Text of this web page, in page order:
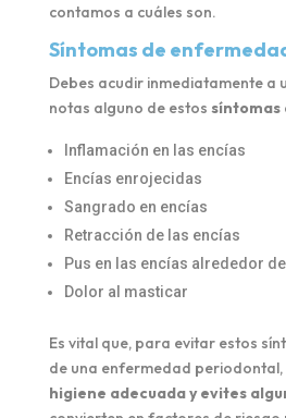
contamos a cuáles son.
Síntomas de
Debes acudir inmediatamente a
notas alguno de estos síntomas
Inflamación en las encías
Encías enrojecidas
Sangrado en encías
Retracción de las encías
Pus en las encías alrededor
Dolor al masticar
Es vital que, para evitar estos
de una enfermedad
higiene adecuada y evites